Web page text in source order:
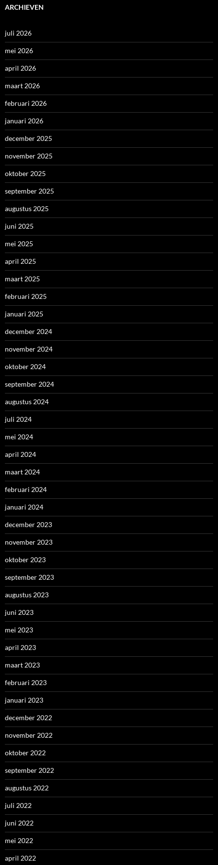
ARCHIEVEN
juli 2026
mei 2026
april 2026
maart 2026
februari 2026
januari 2026
december 2025
november 2025
oktober 2025
september 2025
augustus 2025
juni 2025
mei 2025
april 2025
maart 2025
februari 2025
januari 2025
december 2024
november 2024
oktober 2024
september 2024
augustus 2024
juli 2024
mei 2024
april 2024
maart 2024
februari 2024
januari 2024
december 2023
november 2023
oktober 2023
september 2023
augustus 2023
juni 2023
mei 2023
april 2023
maart 2023
februari 2023
januari 2023
december 2022
november 2022
oktober 2022
september 2022
augustus 2022
juli 2022
juni 2022
mei 2022
april 2022